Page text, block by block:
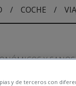
/ COCHE /
Y
y de terceros con